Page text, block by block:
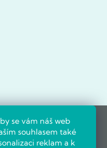
se vám náš web
souhlasem také
reklam a k